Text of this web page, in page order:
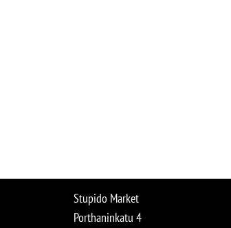
Stupido Market
Porthaninkatu 4